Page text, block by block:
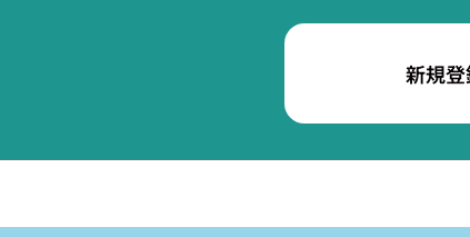
新規